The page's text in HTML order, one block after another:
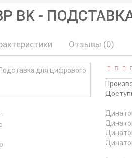
BK -
Отзывы (0)